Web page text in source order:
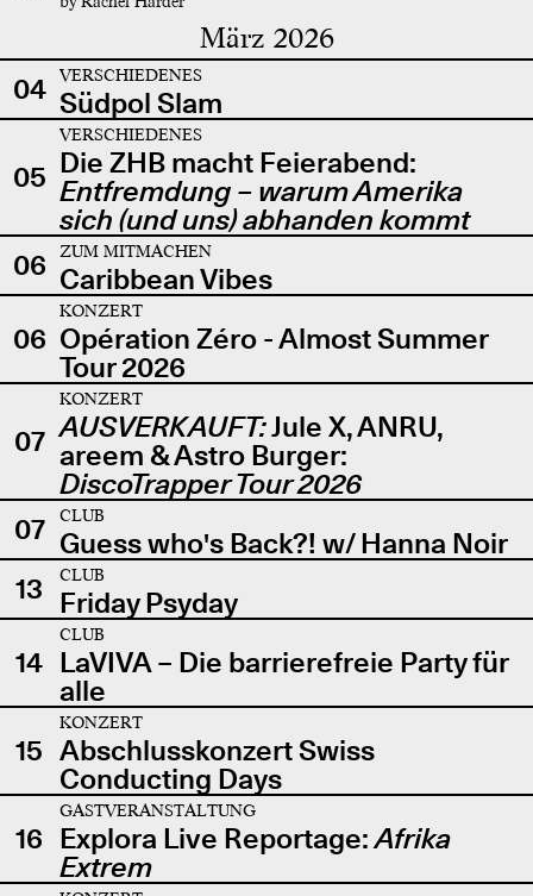
März 2026
04 VERSCHIEDENES
Südpol Slam
05
VERSCHIEDENES
Die ZHB macht Feierabend:
Entfremdung – warum Amerika
sich (und uns) abhanden kommt
06
ZUM MITMACHEN
Caribbean Vibes
06
KONZERT
Opération Zéro - Almost Summer
Tour 2026
07
KONZERT
AUSVERKAUFT:Jule X, ANRU,
areem & Astro Burger:
DiscoTrapper Tour 2026
07
CLUB
Guess who's Back?! w/ Hanna Noir
13
CLUB
Friday Psyday
14
CLUB
LaVIVA – Die barrierefreie Party für
alle
15
KONZERT
Abschlusskonzert Swiss
Conducting Days
16
GASTVERANSTALTUNG
Explora Live Reportage:Afrika
Extrem